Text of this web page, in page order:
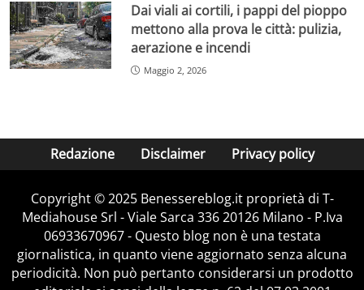
Dai viali ai cortili, i pappi del pioppo
mettono alla prova le città: pulizia,
aerazione e incendi
Maggio 2, 2026
Redazione Disclaimer Privacy policy
Copyright © 2025 Benessereblog.it proprietà di T-
Mediahouse Srl - Viale Sarca 336 20126 Milano - P.Iva
06933670967 - Questo blog non è una testata
giornalistica, in quanto viene aggiornato senza alcuna
periodicità. Non può pertanto considerarsi un prodotto